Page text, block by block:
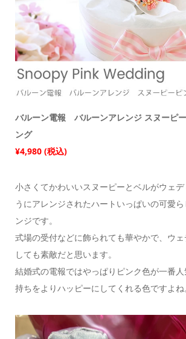
バルーン電報 バルーンアレンジ スヌーピ
ング
¥4,980 (税込)
小さくてかわいいスヌーピーとベルがウェ
うにアレンジされたハートいっぱいの可愛
ンジです。
式場の受付などに飾られても華やかで、ウ
しても素敵だと思います。
結婚式の電報ではやっぱりピンク色が一番
持ちをよりハッピーにしてくれる色ですよね